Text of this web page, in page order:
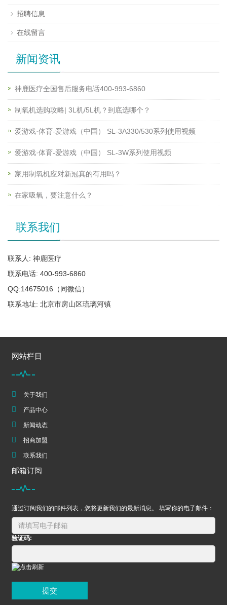
招聘信息
在线留言
新闻资讯
神鹿医疗全国售后服务电话400-993-6860
制氧机选购攻略| 3L机/5L机？到底选哪个？
爱游戏·体育-爱游戏（中国） SL-3A330/530系列使用视频
爱游戏·体育-爱游戏（中国） SL-3W系列使用视频
家用制氧机应对新冠真的有用吗？
在家吸氧，要注意什么？
联系我们
联系人: 神鹿医疗
联系电话: 400-993-6860
QQ:14675016（同微信）
联系地址: 北京市房山区琉璃河镇
网站栏目
关于我们
产品中心
新闻动态
招商加盟
联系我们
邮箱订阅
通过订阅我们的邮件列表，您将更新我们的最新消息。 填写你的电子邮件：
验证码:
提交